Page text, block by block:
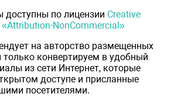
доступны по лицензии Creative
«Attribution-NonCommercial»
на авторство размещенных
конвертируем в удобный
из сети Интернет, которые
доступе и присланные
посетителями.